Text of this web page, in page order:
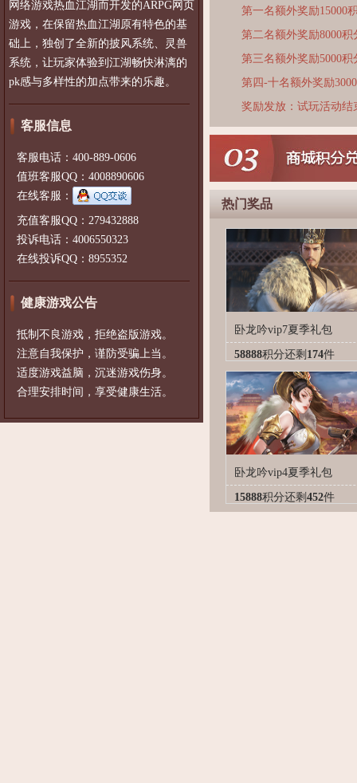
网络游戏热血江湖而开发的ARPG网页
游戏，在保留热血江湖原有特色的基
础上，独创了全新的披风系统、灵兽
系统，让玩家体验到江湖畅快淋漓的
pk感与多样性的加点带来的乐趣。
客服信息
客服电话：400-889-0606
值班客服QQ：4008890606
在线客服：
充值客服QQ：279432888
投诉电话：4006550323
在线投诉QQ：8955352
健康游戏公告
抵制不良游戏，拒绝盗版游戏。
注意自我保护，谨防受骗上当。
适度游戏益脑，沉迷游戏伤身。
合理安排时间，享受健康生活。
第一名额外奖励15000
第二名额外奖励8000积
第三名额外奖励5000积
第四-十名额外奖励
奖励发放：试玩活动
热门奖品
卧龙吟vip7夏季礼包
58888积分还剩 174件
卧龙吟vip4夏季礼包
15888积分还剩 452件